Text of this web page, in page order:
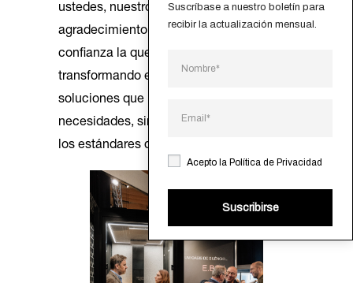
ustedes, nuestro más profundo
agradecimiento. Es esa relación de
confianza la que nos inspira a seguir
transformando espacios, ofreciendo
soluciones que no solo satisfacen las
necesidades, sino que también elevan
los estándares de calidad y diseño.
Acepto la Política de Privacidad
Suscribirse
Suscríbase a nuestro boletín para
recibir la actualización mensual.